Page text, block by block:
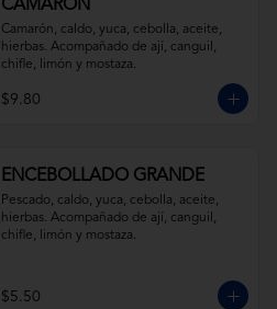
CAMARÓN
Camarón, caldo, yuca, cebolla, aceite,
hierbas. Acompañado de ají, canguil,
chifle, limón y mostaza.
$9.80
ENCEBOLLADO GRANDE
Pescado, caldo, yuca, cebolla, aceite,
hierbas. Acompañado de ají, canguil,
chifle, limón y mostaza.
$5.50